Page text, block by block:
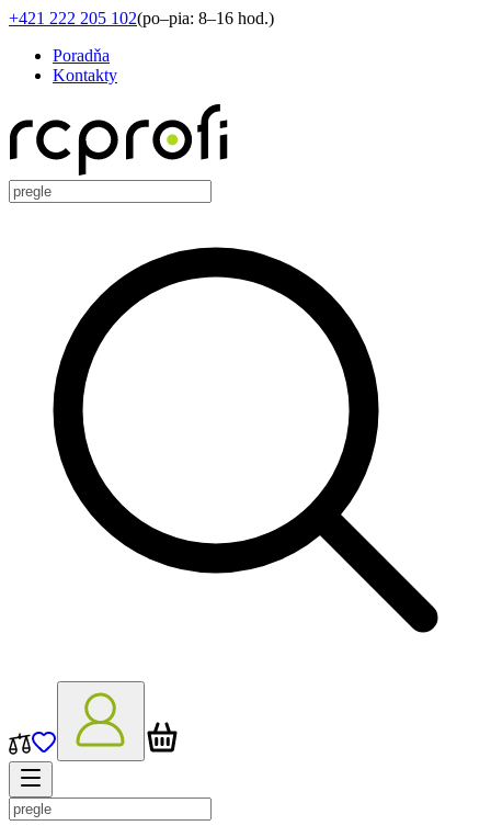
+421 222 205 102(po–pia: 8–16 hod.)
Poradňa
Kontakty